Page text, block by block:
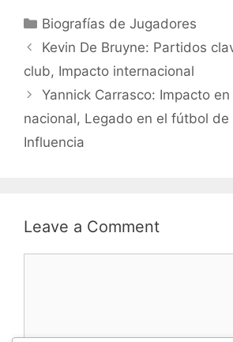
Categories
Biografías de Jugadores
Kevin De Bruyne: Partidos
club, Impacto internacional
Yannick Carrasco: Impacto
nacional, Legado en el fútbol de
Influencia
Leave a Comment